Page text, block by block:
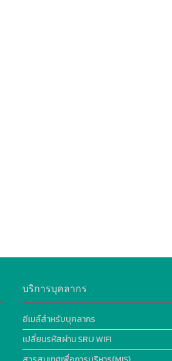
บริการบุคลากร
อีเมล์สำหรับบุคลากร
เปลี่ยนรหัสผ่าน SRU WIFI